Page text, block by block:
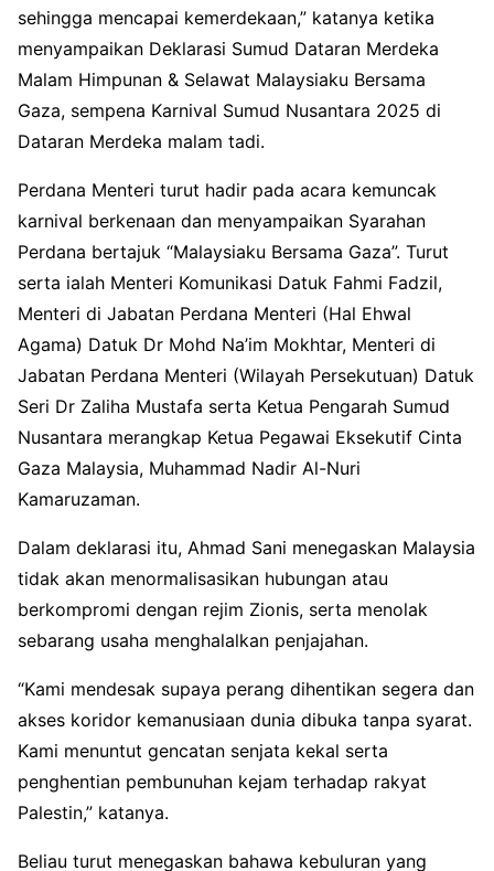
sehingga mencapai kemerdekaan,” katanya ketika
menyampaikan Deklarasi Sumud Dataran Merdeka
Malam Himpunan & Selawat Malaysiaku Bersama
Gaza, sempena Karnival Sumud Nusantara 2025 di
Dataran Merdeka malam tadi.
Perdana Menteri turut hadir pada acara kemuncak
karnival berkenaan dan menyampaikan Syarahan
Perdana bertajuk “Malaysiaku Bersama Gaza”. Turut
serta ialah Menteri Komunikasi Datuk Fahmi Fadzil,
Menteri di Jabatan Perdana Menteri (Hal Ehwal
Agama) Datuk Dr Mohd Na’im Mokhtar, Menteri di
Jabatan Perdana Menteri (Wilayah Persekutuan) Datuk
Seri Dr Zaliha Mustafa serta Ketua Pengarah Sumud
Nusantara merangkap Ketua Pegawai Eksekutif Cinta
Gaza Malaysia, Muhammad Nadir Al-Nuri
Kamaruzaman.
Dalam deklarasi itu, Ahmad Sani menegaskan Malaysia
tidak akan menormalisasikan hubungan atau
berkompromi dengan rejim Zionis, serta menolak
sebarang usaha menghalalkan penjajahan.
“Kami mendesak supaya perang dihentikan segera dan
akses koridor kemanusiaan dunia dibuka tanpa syarat.
Kami menuntut gencatan senjata kekal serta
penghentian pembunuhan kejam terhadap rakyat
Palestin,” katanya.
Beliau turut menegaskan bahawa kebuluran yang